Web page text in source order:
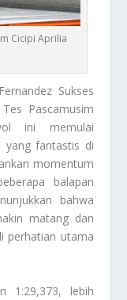
Cicipi Aprilia
Sukses
Pascamusim
ini memulai
yang fantastis di
momentum
balapan
bahwa
matang dan
perhatian utama
1:29,373, lebih